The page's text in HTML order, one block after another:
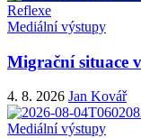
Reflexe
Mediální výstupy
Migrační situace
4. 8. 2026 Jan Kovář
Mediální výstupy